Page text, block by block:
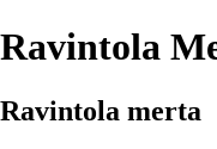
Ravintola
Ravintola merta